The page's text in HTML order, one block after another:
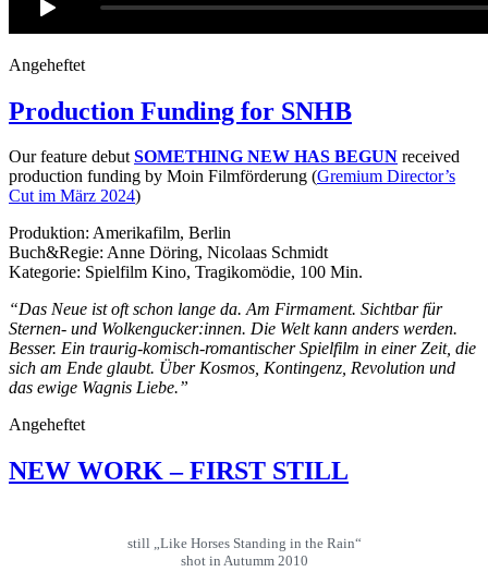
Angeheftet
Production Funding for SNHB
Our feature debut SOMETHING NEW HAS BEGUN received
production funding by Moin Filmförderung (Gremium Director’s
Cut im März 2024)
Produktion: Amerikafilm, Berlin
Buch&Regie: Anne Döring, Nicolaas Schmidt
Kategorie: Spielfilm Kino, Tragikomödie, 100 Min.
“Das Neue ist oft schon lange da. Am Firmament. Sichtbar für
Sternen- und Wolkengucker:innen. Die Welt kann anders werden.
Besser. Ein traurig-komisch-romantischer Spielfilm in einer Zeit, die
sich am Ende glaubt. Über Kosmos, Kontingenz, Revolution und
das ewige Wagnis Liebe.”
Angeheftet
NEW WORK – FIRST STILL
still „Like Horses Standing in the Rain“
shot in Autumm 2010